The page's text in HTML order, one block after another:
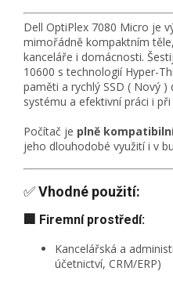
Dell OptiPlex 7080 Micro je
mimořádně kompaktním
kanceláře i domácnosti.
10600 s technologií Hyper-
paměti a rychlý SSD ( Nový )
systému a efektivní práci i
Počítač je plně
jeho dlouhodobé využití i v
✅Vhodné použití:
🏢 Firemní prostředí:
Kancelářská a
účetnictví, CRM/ERP)